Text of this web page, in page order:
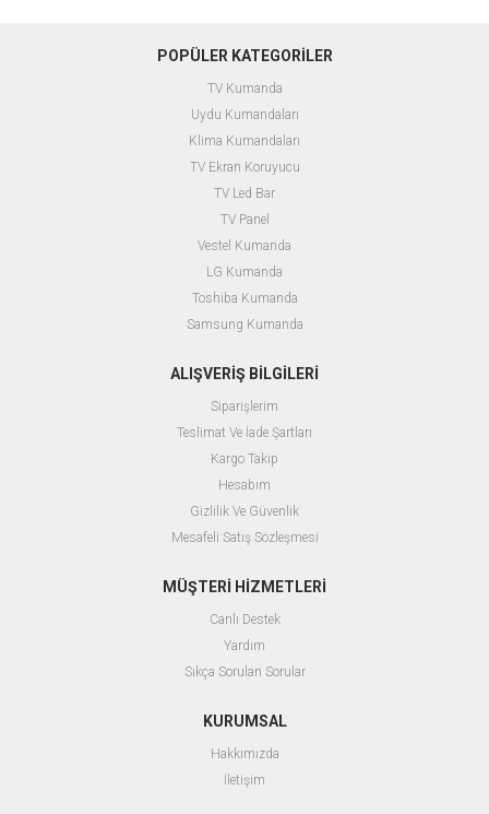
POPÜLER KATEGORİLER
TV Kumanda
Uydu Kumandaları
Klima Kumandaları
TV Ekran Koruyucu
TV Led Bar
TV Panel
Vestel Kumanda
LG Kumanda
Toshiba Kumanda
Samsung Kumanda
ALIŞVERİŞ BİLGİLERİ
Siparişlerim
Teslimat Ve İade Şartları
Kargo Takip
Hesabım
Gizlilik Ve Güvenlik
Mesafeli Satış Sözleşmesi
MÜŞTERİ HİZMETLERİ
Canlı Destek
Yardım
Sıkça Sorulan Sorular
KURUMSAL
Hakkımızda
İletişim